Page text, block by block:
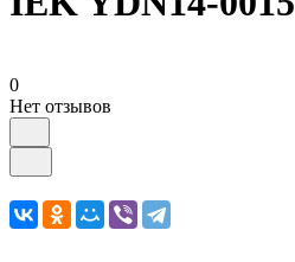
0
Нет отзывов